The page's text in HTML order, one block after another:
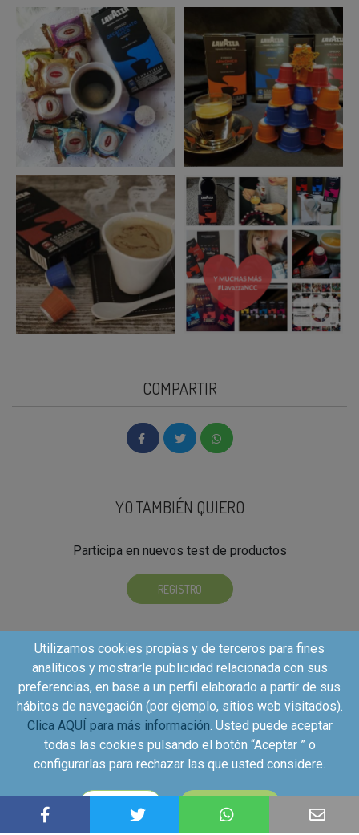
COMPARTIR
YO TAMBIÉN QUIERO
Participa en nuevos test de productos
REGISTRO
Copyright©2026 - Kuvut - All rights reserved, Calle Iriarte
27, local izquierdo 28028 Madrid, Spain
Utilizamos cookies propias y de terceros para fines
analíticos y mostrarle publicidad relacionada con sus
preferencias, en base a un perfil elaborado a partir de sus
hábitos de navegación (por ejemplo, sitios web visitados).
Clica AQUÍ para más información. Usted puede aceptar
todas las cookies pulsando el botón “Aceptar ” o
configurarlas para rechazar las que usted considere.
CONFIGURAR ACEPTAR